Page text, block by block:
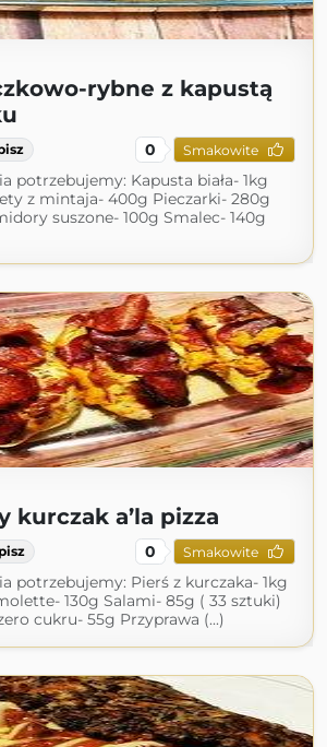
rybne z kapustą
0 Smakowite
potrzebujemy: Kapusta biała- 1kg
z mintaja- 400g Pieczarki- 280g
suszone- 100g Smalec- 140g
kurczak a’la pizza
0 Smakowite
potrzebujemy: Pierś z kurczaka- 1kg
130g Salami- 85g ( 33 sztuki)
cukru- 55g Przyprawa (...)